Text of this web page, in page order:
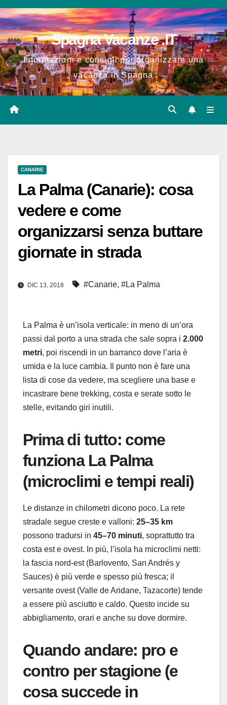
Salta
al
contenuto
Spagna Vacanze .IT
Informazioni e consigli per organizzare una
vacanza in Spagna
CANARIE
La Palma (Canarie): cosa
vedere e come
organizzarsi senza buttare
giornate in strada
DIC 13, 2018 #Canarie, #La Palma
La Palma è un’isola verticale: in meno di un’ora
passi dal porto a una strada che sale sopra i 2.000
metri, poi riscendi in un barranco dove l’aria è
umida e la luce cambia. Il punto non è fare una
lista di cose da vedere, ma scegliere una base e
incastrare bene trekking, costa e serate sotto le
stelle, evitando giri inutili.
Prima di tutto: come
funziona La Palma
(microclimi e tempi reali)
Le distanze in chilometri dicono poco. La rete
stradale segue creste e valloni: 25–35 km
possono tradursi in 45–70 minuti, soprattutto tra
costa est e ovest. In più, l’isola ha microclimi netti:
la fascia nord-est (Barlovento, San Andrés y
Sauces) è più verde e spesso più fresca; il
versante ovest (Valle de Aridane, Tazacorte) tende
a essere più asciutto e caldo. Questo incide su
abbigliamento, orari e anche su dove dormire.
Quando andare: pro e
contro per stagione (e
cosa succede in